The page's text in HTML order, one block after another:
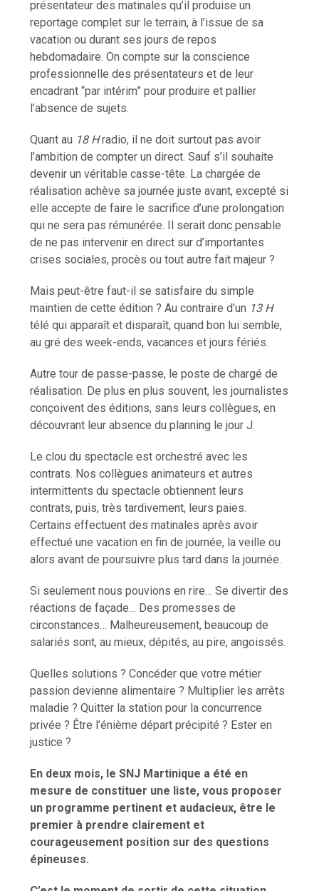
présentateur des matinales qu’il produise un
reportage complet sur le terrain, à l’issue de sa
vacation ou durant ses jours de repos
hebdomadaire. On compte sur la conscience
professionnelle des présentateurs et de leur
encadrant “par intérim” pour produire et pallier
l’absence de sujets.
Quant au 18 Hradio, il ne doit surtout pas avoir
l’ambition de compter un direct. Sauf s’il souhaite
devenir un véritable casse-tête. La chargée de
réalisation achève sa journée juste avant, excepté si
elle accepte de faire le sacrifice d’une prolongation
qui ne sera pas rémunérée. Il serait donc pensable
de ne pas intervenir en direct sur d’importantes
crises sociales, procès ou tout autre fait majeur ?
Mais peut-être faut-il se satisfaire du simple
maintien de cette édition ? Au contraire d’un 13 H
télé qui apparaît et disparaît, quand bon lui semble,
au gré des week-ends, vacances et jours fériés.
Autre tour de passe-passe, le poste de chargé de
réalisation. De plus en plus souvent, les journalistes
conçoivent des éditions, sans leurs collègues, en
découvrant leur absence du planning le jour J.
Le clou du spectacle est orchestré avec les
contrats. Nos collègues animateurs et autres
intermittents du spectacle obtiennent leurs
contrats, puis, très tardivement, leurs paies.
Certains effectuent des matinales après avoir
effectué une vacation en fin de journée, la veille ou
alors avant de poursuivre plus tard dans la journée.
Si seulement nous pouvions en rire… Se divertir des
réactions de façade… Des promesses de
circonstances… Malheureusement, beaucoup de
salariés sont, au mieux, dépités, au pire, angoissés.
Quelles solutions ? Concéder que votre métier
passion devienne alimentaire ? Multiplier les arrêts
maladie ? Quitter la station pour la concurrence
privée ? Être l’énième départ précipité ? Ester en
justice ?
En deux mois, le SNJ Martinique a été en
mesure de constituer une liste, vous proposer
un programme pertinent et audacieux, être le
premier à prendre clairement et
courageusement position sur des questions
épineuses.